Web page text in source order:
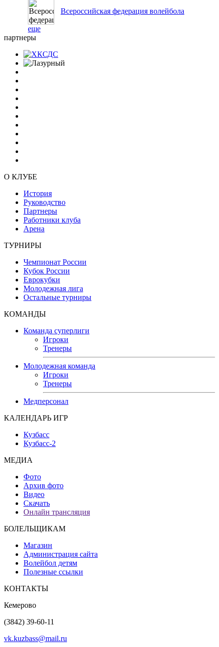
Всероссийская федерация волейбола
еще
партнеры
О КЛУБЕ
История
Руководство
Партнеры
Работники клуба
Арена
ТУРНИРЫ
Чемпионат России
Кубок России
Еврокубки
Молодежная лига
Остальные турниры
КОМАНДЫ
Команда суперлиги
Игроки
Тренеры
Молодежная команда
Игроки
Тренеры
Медперсонал
КАЛЕНДАРЬ ИГР
Кузбасс
Кузбасс-2
МЕДИА
Фото
Архив фото
Видео
Скачать
Онлайн трансляция
БОЛЕЛЬЩИКАМ
Магазин
Администрация сайта
Волейбол детям
Полезные ссылки
КОНТАКТЫ
Кемерово
(3842) 39-60-11
vk.kuzbass@mail.ru